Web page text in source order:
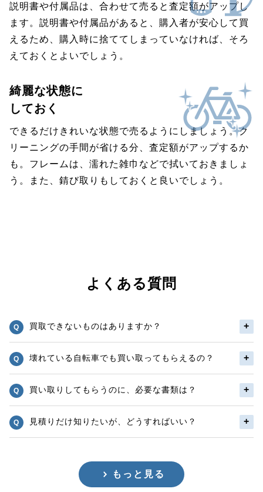
説明書や付属品は、合わせて売ると査定額がアップし
ます。説明書や付属品があると、購入者が安心して買
えるため、購入時に捨ててしまっていなければ、そろ
えておくとよいでしょう。
綺麗な状態に
しておく
できるだけきれいな状態で売るようにしましょう。ク
リーニングの手間が省ける分、査定額がアップするか
も。フレームは、濡れた雑巾などで拭いておきましょ
う。また、錆び取りもしておくと良いでしょう。
よくある質問
買取できないものはありますか？
壊れている自転車でも買い取ってもらえるの？
買い取りしてもらうのに、必要な書類は？
見積りだけ知りたいが、どうすればいい？
もっと見る